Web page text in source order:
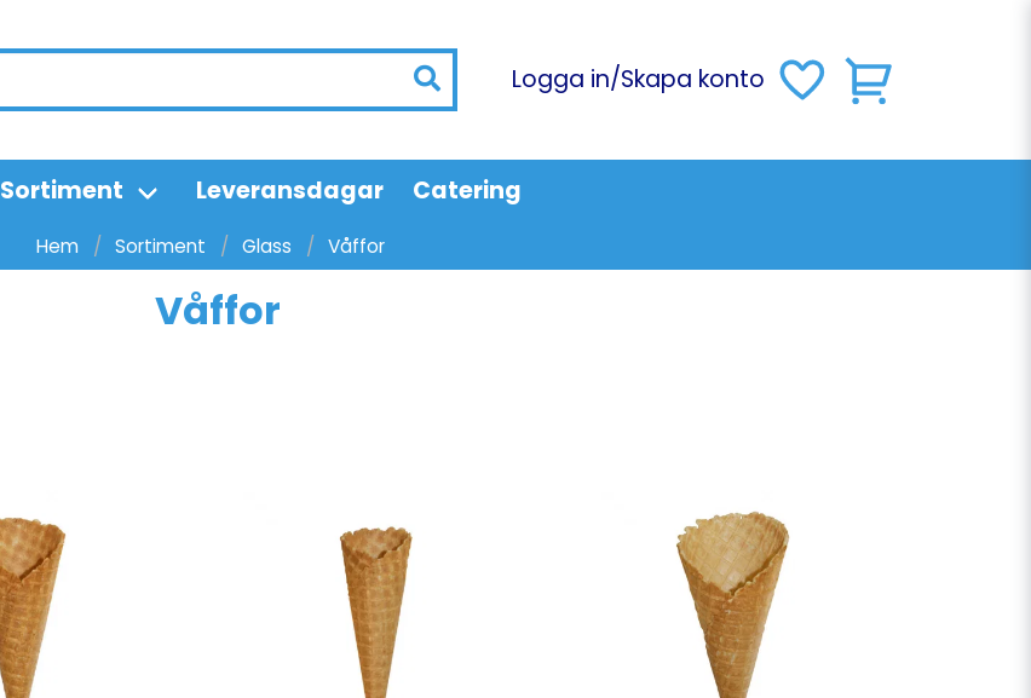
Logga in/Skapa konto
Sortiment Leveransdagar Catering
Hem Sortiment Glass Våffor
Våffor